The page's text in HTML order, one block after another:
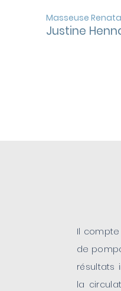
Masseuse
Justine
Il
de
résultats
la